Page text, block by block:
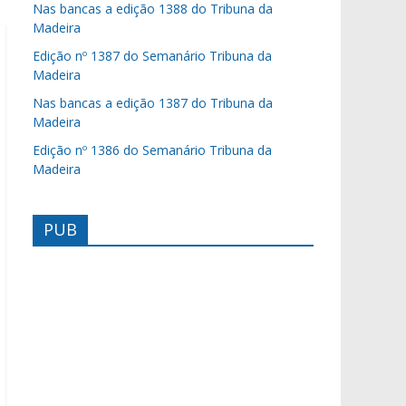
Nas bancas a edição 1388 do Tribuna da
Madeira
Edição nº 1387 do Semanário Tribuna da
Madeira
Nas bancas a edição 1387 do Tribuna da
Madeira
Edição nº 1386 do Semanário Tribuna da
Madeira
PUB